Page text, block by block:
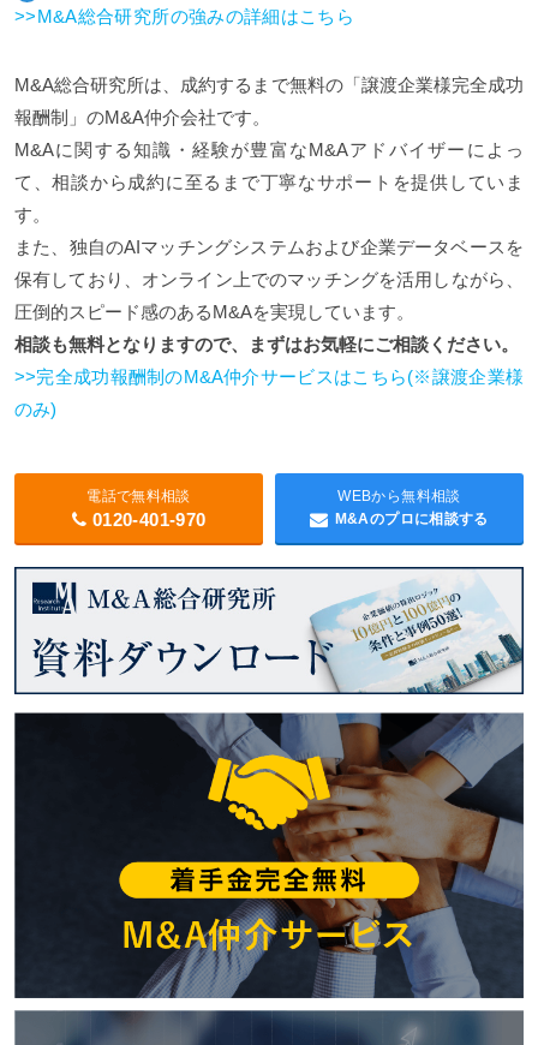
>>M&A総合研究所の強みの詳細はこちら
M&A総合研究所は、成約するまで無料の「譲渡企業様完全成功
報酬制」のM&A仲介会社です。
M&Aに関する知識・経験が豊富なM&Aアドバイザーによっ
て、相談から成約に至るまで丁寧なサポートを提供していま
す。
また、独自のAIマッチングシステムおよび企業データベースを
保有しており、オンライン上でのマッチングを活用しながら、
圧倒的スピード感のあるM&Aを実現しています。
相談も無料となりますので、まずはお気軽にご相談ください。
>>完全成功報酬制のM&A仲介サービスはこちら(※譲渡企業様
のみ)
電話で無料相談
0120-401-970
WEBから無料相談
M&Aのプロに相談する